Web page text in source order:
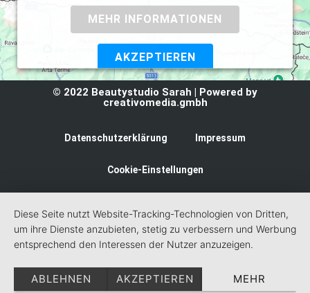
MEHR INFORMATIONEN
AKZEPTIEREN
Powered byUsercentrics Consent Management Platform
© 2022 Beautystudio Sarah | Powered by
creativomedia.gmbh
Datenschutzerklärung Impressum
Cookie-Einstellungen
Diese Seite nutzt Website-Tracking-Technologien von Dritten,
um ihre Dienste anzubieten, stetig zu verbessern und Werbung
entsprechend den Interessen der Nutzer anzuzeigen.
ABLEHNEN AKZEPTIEREN MEHR